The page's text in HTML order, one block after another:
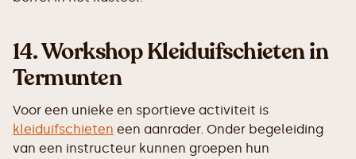
14.Workshop Kleiduifschieten in
Termunten
Voor een unieke en sportieve activiteit is
kleiduifschieten een aanrader. Onder begeleiding
van een instructeur kunnen groepen hun